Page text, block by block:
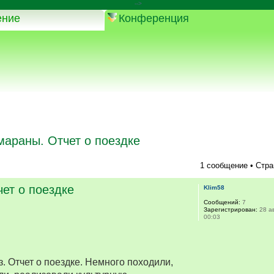
-->
Конференция
Отчет о поездке
1 сообщение •
о поездке
о поездке. Немного походили,
Klim58
Сообщений: 7
Зарегистрирован: 28
00:03